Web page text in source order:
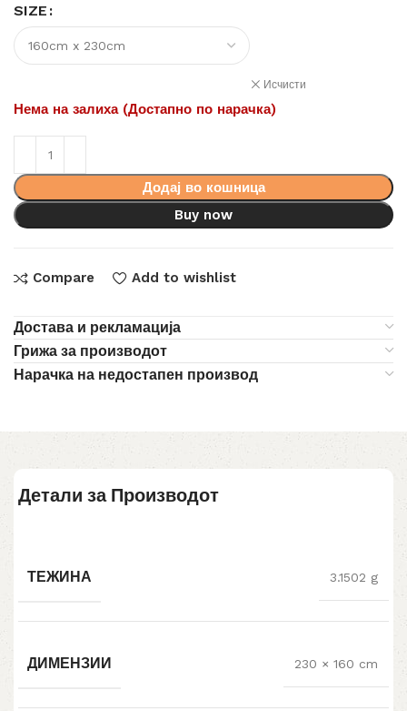
SIZE
Исчисти
Нема на залиха (Достапно по нарачка)
Додај во кошница
Buy now
Compare Add to wishlist
Достава и рекламација
Грижа за производот
Нарачка на недостапен производ
Детали за Производот
ТЕЖИНА 3.1502 g
ДИМЕНЗИИ 230 × 160 cm